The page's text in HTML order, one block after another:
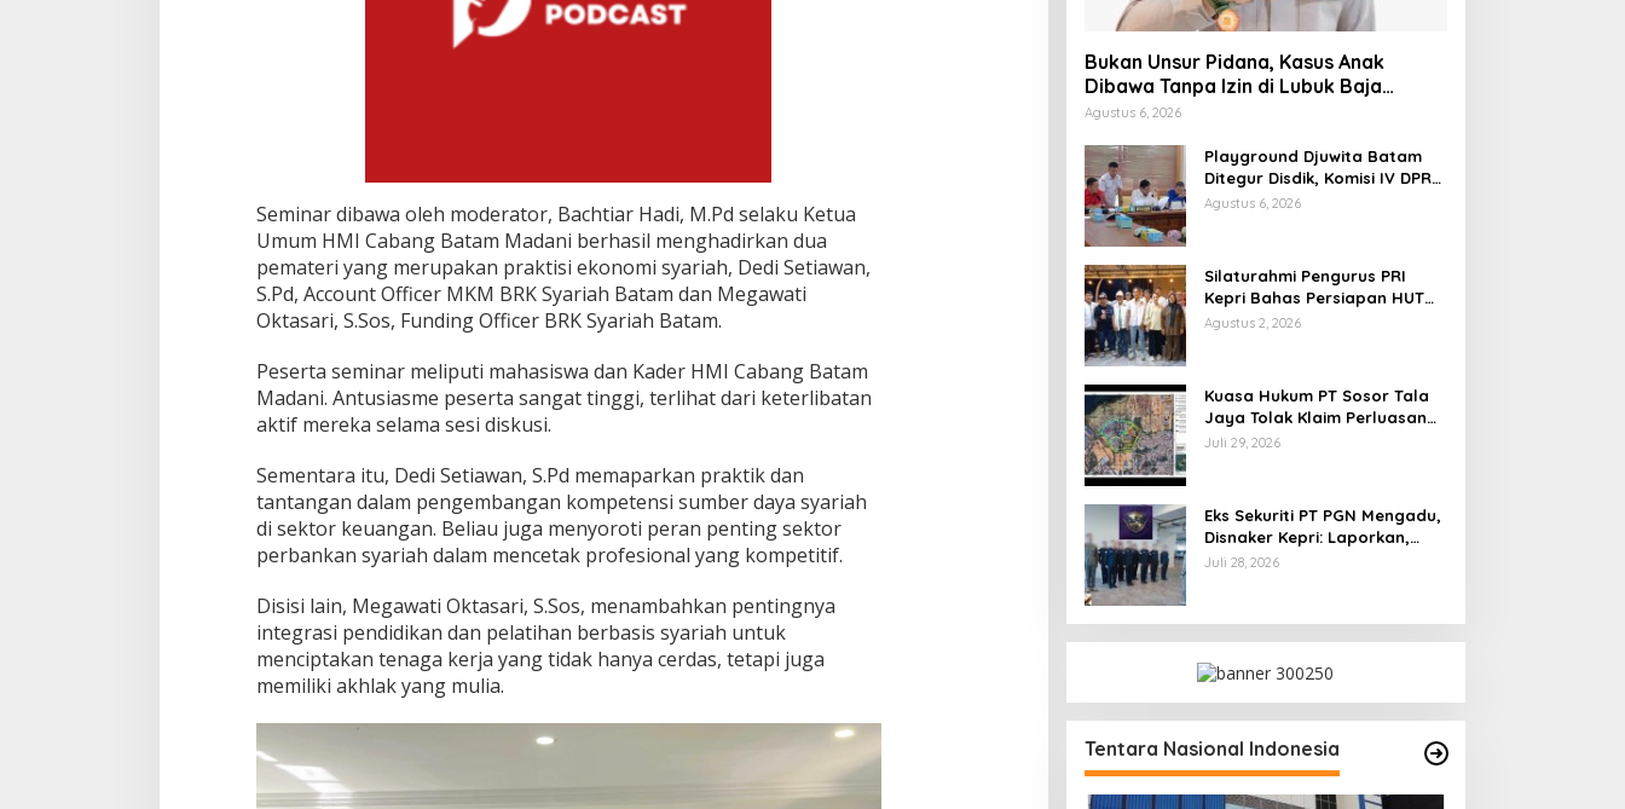
Seminar dibawa oleh moderator, Bachtiar Hadi, M.Pd selaku Ketua
Umum HMI Cabang Batam Madani berhasil menghadirkan dua
pemateri yang merupakan praktisi ekonomi syariah, Dedi Setiawan,
S.Pd, Account Officer MKM BRK Syariah Batam dan Megawati
Oktasari, S.Sos, Funding Officer BRK Syariah Batam.
Peserta seminar meliputi mahasiswa dan Kader HMI Cabang Batam
Madani. Antusiasme peserta sangat tinggi, terlihat dari keterlibatan
aktif mereka selama sesi diskusi.
Sementara itu, Dedi Setiawan, S.Pd memaparkan praktik dan
tantangan dalam pengembangan kompetensi sumber daya syariah
di sektor keuangan. Beliau juga menyoroti peran penting sektor
perbankan syariah dalam mencetak profesional yang kompetitif.
Disisi lain, Megawati Oktasari, S.Sos, menambahkan pentingnya
integrasi pendidikan dan pelatihan berbasis syariah untuk
menciptakan tenaga kerja yang tidak hanya cerdas, tetapi juga
memiliki akhlak yang mulia.
Bukan Unsur Pidana, Kasus Anak
Dibawa Tanpa Izin di Lubuk Baja
Dihentikan
Agustus 6, 2026
Playground Djuwita Batam
Ditegur Disdik, Komisi IV DPRD
Jadwalkan Sidak
Agustus 6, 2026
Silaturahmi Pengurus PRI
Kepri Bahas Persiapan HUT
Ke-1 dan Penguatan
Agustus 2, 2026
Kuasa Hukum PT Sosor Tala
Jaya Tolak Klaim Perluasan
Kampung Tua Batu Merah
Juli 29, 2026
Eks Sekuriti PT PGN Mengadu,
Disnaker Kepri: Laporkan,
Kami Tindak Lanjuti
Juli 28, 2026
Tentara Nasional Indonesia